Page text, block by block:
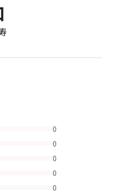
0
0
0
0
0